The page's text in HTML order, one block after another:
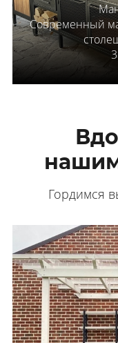
Современный
Гордимся